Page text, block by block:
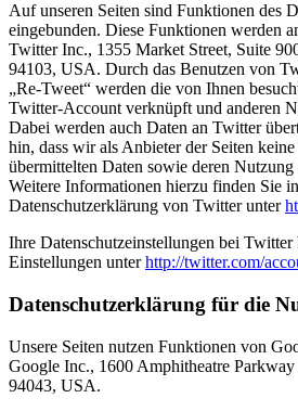
Auf unseren Seiten sind Funktionen des
eingebunden. Diese Funktionen werden
Twitter Inc., 1355 Market Street, Suite
94103, USA. Durch das Benutzen von
„Re-Tweet“ werden die von Ihnen
Twitter-Account verknüpft und anderen
Dabei werden auch Daten an Twitter
hin, dass wir als Anbieter der Seiten
übermittelten Daten sowie deren
Weitere Informationen hierzu finden Sie
Datenschutzerklärung von Twitter unter
Ihre Datenschutzeinstellungen bei
Einstellungen unterhttp://twitter.com/
Datenschutzerklärung für die
Unsere Seiten nutzen Funktionen von
Google Inc., 1600 Amphitheatre
94043, USA.